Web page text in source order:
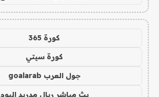
كورة 365
كورة سيتي
جول العرب goalarab
بث مباشر ريال مدريد اليوم